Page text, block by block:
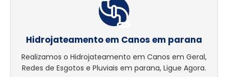
Hidrojateamento em Canos em parana
Realizamos o Hidrojateamento em Canos em Geral,
Redes de Esgotos e Pluviais em parana, Ligue Agora.